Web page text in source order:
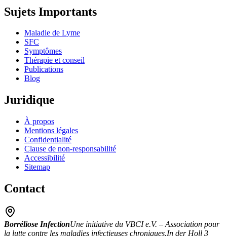
Sujets Importants
Maladie de Lyme
SFC
Symptômes
Thérapie et conseil
Publications
Blog
Juridique
À propos
Mentions légales
Confidentialité
Clause de non-responsabilité
Accessibilité
Sitemap
Contact
Borréliose InfectionUne initiative du VBCI e.V. – Association pour
la lutte contre les maladies infectieuses chroniques.In der Holl 3